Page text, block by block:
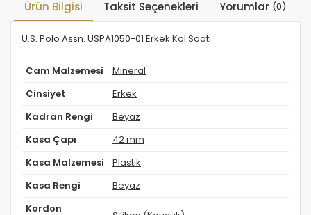
Ürün Bilgisi Taksit Seçenekleri Yorumlar (0)
U.S. Polo Assn. USPA1050-01 Erkek Kol Saati
Cam Malzemesi Mineral
Cinsiyet Erkek
Kadran Rengi Beyaz
Kasa Çapı 42 mm
Kasa Malzemesi Plastik
Kasa Rengi Beyaz
Kordon